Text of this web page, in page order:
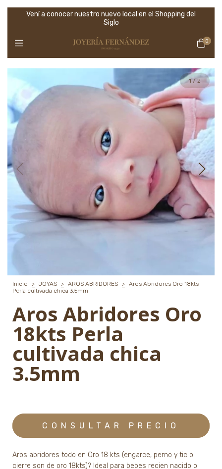
Vení a conocer nuestro nuevo local en el Shopping del
Siglo
0
1/ 2
Inicio > JOYAS > AROS ABRIDORES > Aros Abridores Oro 18kts
Perla cultivada chica 3.5mm
Aros Abridores Oro
18kts Perla
cultivada chica
3.5mm
Aros abridores todo en Oro 18 kts (engarce, perno y tic o
cierre son de oro 18kts)? Ideal para bebes recien nacido o